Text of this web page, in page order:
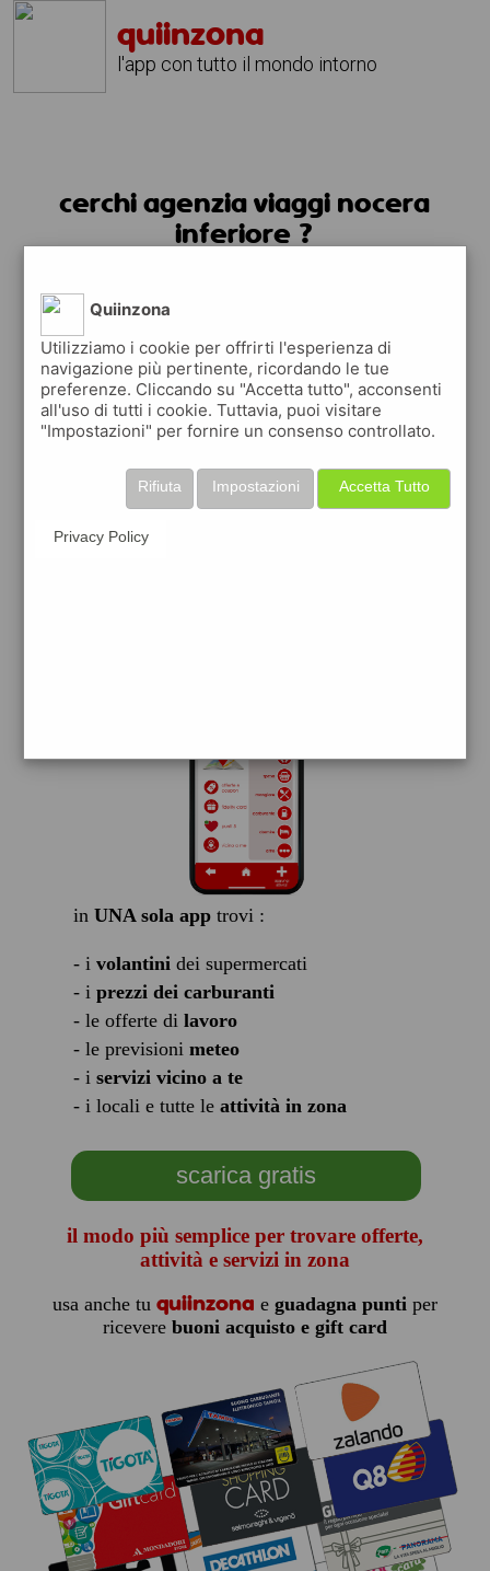
quiinzona
l'app con tutto il mondo intorno
cerchi agenzia viaggi nocera
inferiore ?
in UNA sola apptrovi :
- i volantinidei supermercati
- i prezzi dei carburanti
- le offerte di lavoro
- le previsioni meteo
- i servizi vicino a te
- i locali e tutte le attività in zona
scarica gratis
il modo più semplice per trovare offerte,
attività e servizi in zona
usa anche tu quiinzona e guadagna puntiper
ricevere buoni acquisto e gift card
Quiinzona
Utilizziamo i cookie per offrirti l'esperienza di
navigazione più pertinente, ricordando le tue
preferenze. Cliccando su "Accetta tutto", acconsenti
all'uso di tutti i cookie. Tuttavia, puoi visitare
"Impostazioni" per fornire un consenso controllato.
Accetta Tutto
Impostazioni
Rifiuta
Privacy Policy